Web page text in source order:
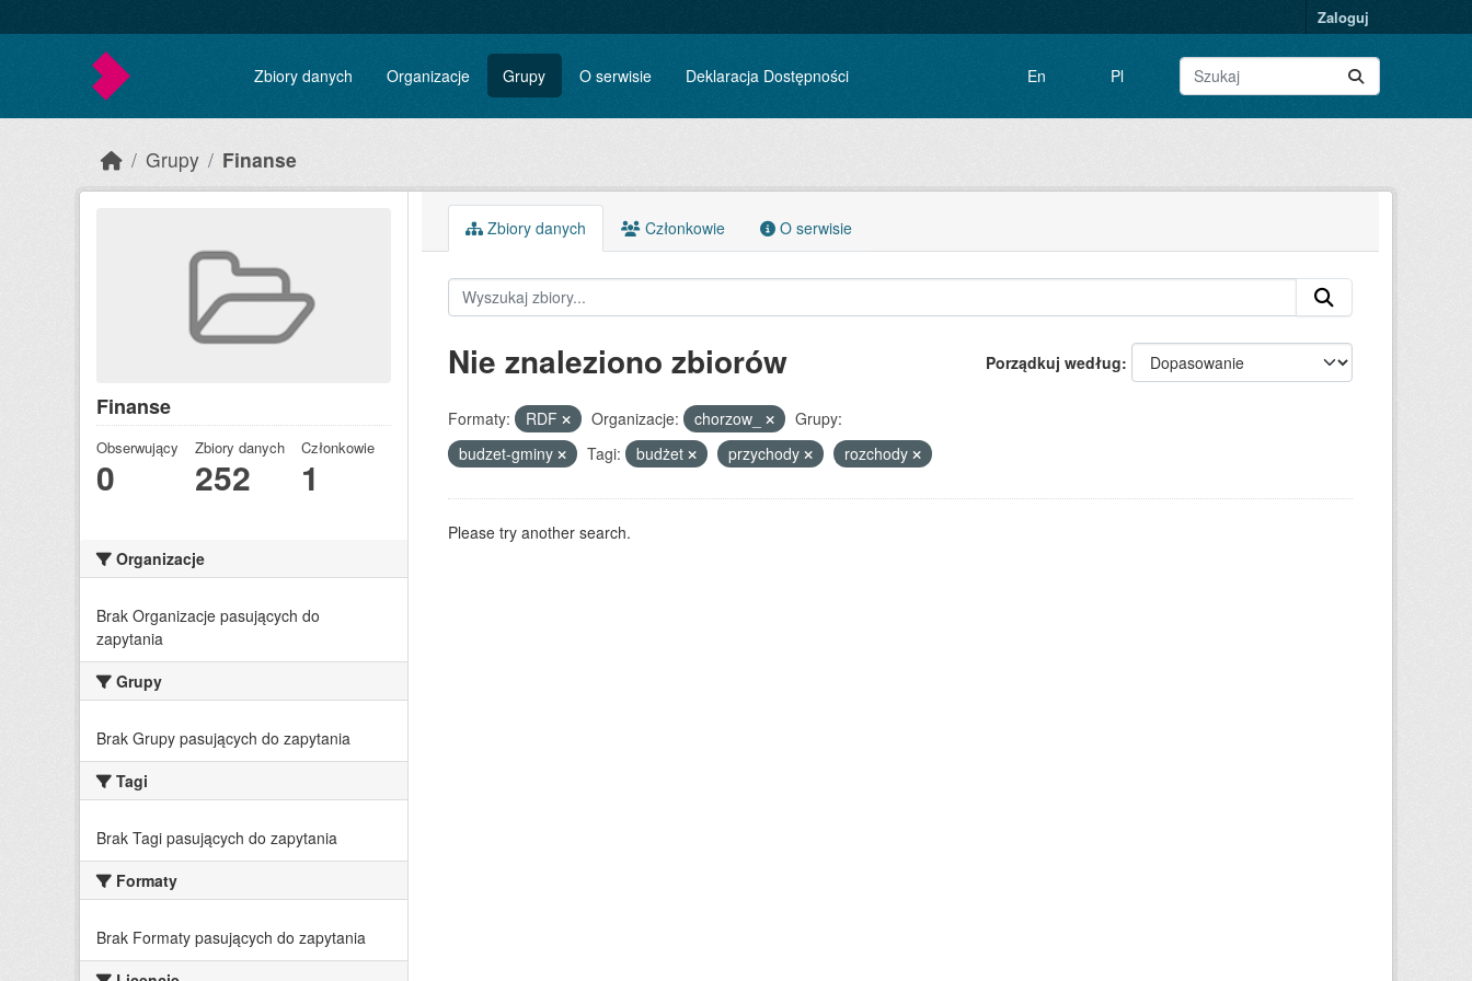
Zaloguj
Zbiory danych Organizacje Grupy O serwisie Deklaracja Dostępności En Pl
Grupy Finanse
Finanse
Obserwujący
0
Zbiory danych
252
Członkowie
1
Organizacje
Brak Organizacje pasujących do
zapytania
Grupy
Brak Grupy pasujących do zapytania
Tagi
Brak Tagi pasujących do zapytania
Formaty
Brak Formaty pasujących do zapytania
Zbiory danych Członkowie O serwisie
Porządkuj według
Nie znaleziono zbiorów
Formaty: RDF Organizacje: chorzow_
Grupy:
budzet-gminy
Tagi: budżet przychody rozchody
Please try another search.